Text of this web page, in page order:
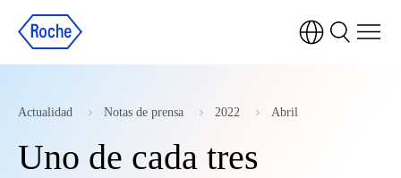
Actualidad Notas de prensa 2022 Abril
Uno de cada tres